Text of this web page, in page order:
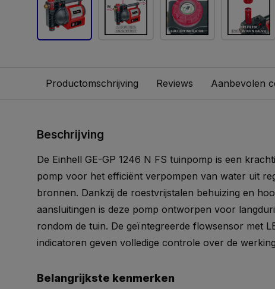
Productomschrijving Reviews Aanbevolen
Beschrijving
De Einhell GE-GP 1246 N FS tuinpomp is een
pomp voor het efficiënt verpompen van water uit
bronnen. Dankzij de roestvrijstalen behuizing en
aansluitingen is deze pomp ontworpen voor
rondom de tuin. De geïntegreerde flowsensor met
indicatoren geven volledige controle over de
Belangrijkste kenmerken